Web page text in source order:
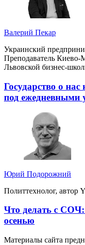
Валерий Пекар
Украинский
Преподаватель
Львовской бизнес-
Государство о
под ежедневными
Юрий Подорожний
Политтехнолог, автор
Что делать с
осенью
Материалы сайта